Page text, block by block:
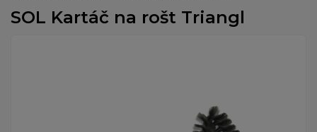
SOL Kartáč na rošt Triangl